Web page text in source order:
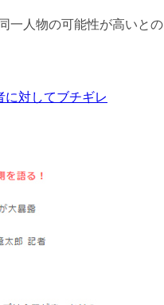
一人物の可能性が高いとの
対してブチギレ